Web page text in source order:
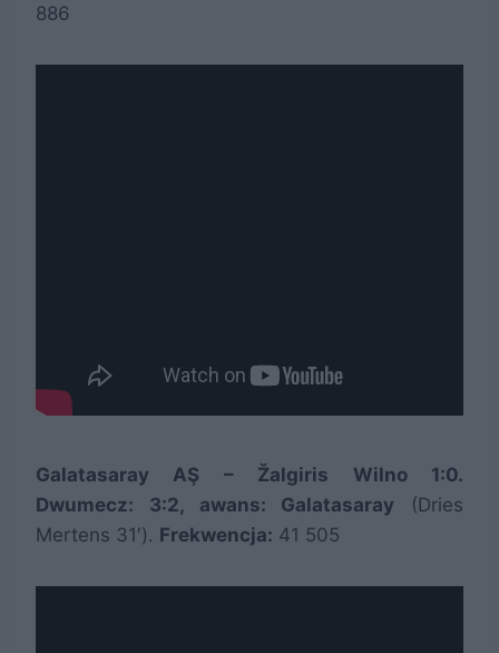
886
Galatasaray AŞ – Žalgiris Wilno 1:0.
Dwumecz: 3:2, awans: Galatasaray (Dries
Mertens 31′). Frekwencja: 41 505